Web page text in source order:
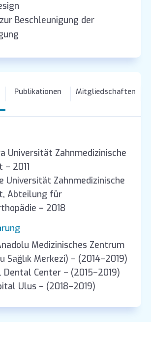
Beschleunigung der
Publikationen Mitgliedschaften
Universität Zahnmedizinische
2011
Universität Zahnmedizinische
Abteilung für
– 2018
Medizinisches Zentrum
Sağlık Merkezi) – (2014–2019)
Dental Center – (2015–2019)
Ulus – (2018–2019)